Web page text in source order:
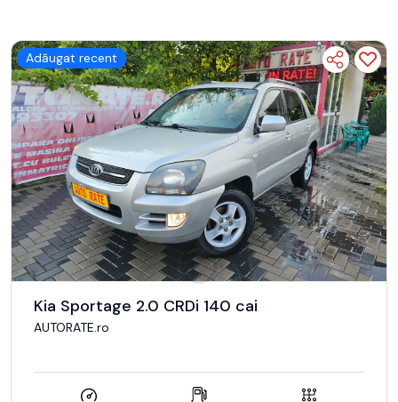
cum este, privind conditia, performantele si dotarile, in
procesul de postare a anuntului pot aparea anumite erori. Va
rugam sa verificati toate aceste aspecte in momentul
vizionarii.
Adăugat recent
Kia Sportage 2.0 CRDi 140 cai
AUTORATE.ro